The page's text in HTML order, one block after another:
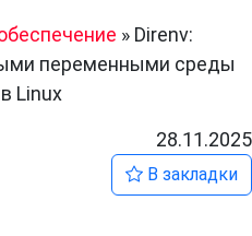
» Direnv:
переменными среды
Linux
28.11.2025
В закладки